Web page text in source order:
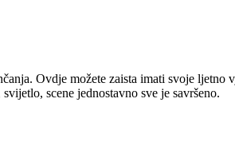
Ovdje možete zaista imati svoje ljetno
scene jednostavno sve je savršeno.